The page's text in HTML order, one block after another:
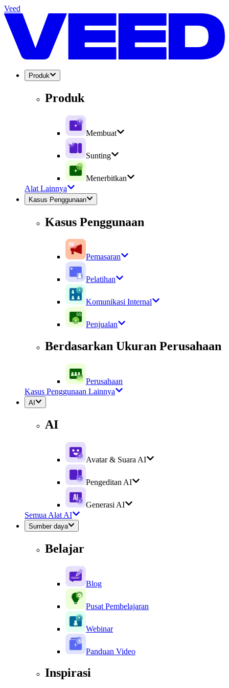
Veed
Produk
Produk
Membuat
Sunting
Menerbitkan
Alat Lainnya
Kasus Penggunaan
Kasus Penggunaan
Pemasaran
Pelatihan
Komunikasi Internal
Penjualan
Berdasarkan Ukuran Perusahaan
Perusahaan
Kasus Penggunaan Lainnya
AI
AI
Avatar & Suara AI
Pengeditan AI
Generasi AI
Semua Alat AI
Sumber daya
Belajar
Blog
Pusat Pembelajaran
Webinar
Panduan Video
Inspirasi